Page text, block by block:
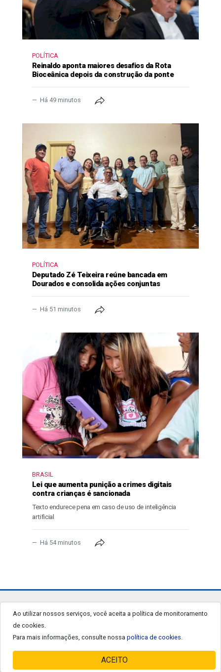
POLÍTICA
Reinaldo aponta maiores desafios da Rota
Bioceânica depois da construção da ponte
Há 49 minutos
POLÍTICA
Deputado Zé Teixeira reúne bancada em
Dourados e consolida ações conjuntas
Há 51 minutos
BRASIL
Lei que aumenta punição a crimes digitais
contra crianças é sancionada
Texto endurece pena em caso de uso de inteligência
artificial
Há 54 minutos
Ao utilizar nossos serviços, você aceita a política de monitoramento
de cookies.
Para mais informações, consulte nossa política de cookies.
ACEITO
jornalgrandourados.com.br